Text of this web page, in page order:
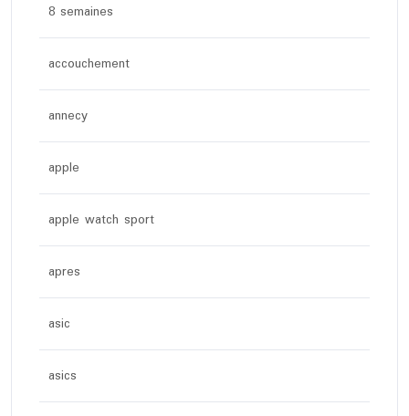
8 semaines
accouchement
annecy
apple
apple watch sport
apres
asic
asics